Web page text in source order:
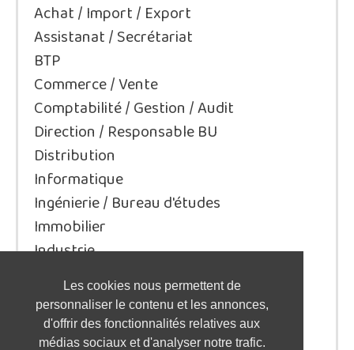
Les cookies nous permettent de
personnaliser le contenu et les annonces,
d'offrir des fonctionnalités relatives aux
médias sociaux et d'analyser notre trafic.
Achat / Import / Export
Assistanat / Secrétariat
BTP
Commerce / Vente
Comptabilité / Gestion / Audit
Direction / Responsable BU
Distribution
Informatique
Ingénierie / Bureau d'études
Immobilier
Industrie
Juridique/Droit
Qualité / Sécurité / Environnement
Logistique / Transport